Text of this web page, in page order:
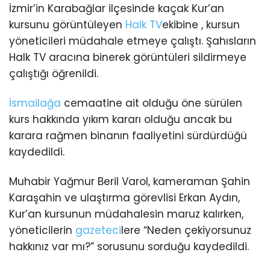
İzmir’in Karabağlar ilçesinde kaçak Kur’an
kursunu görüntüleyen Halk TVekibine , kursun
yöneticileri müdahale etmeye çalıştı. Şahısların
Halk TV aracına binerek görüntüleri sildirmeye
çalıştığı öğrenildi.
İsmailağa cemaatine ait olduğu öne sürülen
kurs hakkında yıkım kararı olduğu ancak bu
karara rağmen binanın faaliyetini sürdürdüğü
kaydedildi.
Muhabir Yağmur Beril Varol, kameraman Şahin
Karaşahin ve ulaştırma görevlisi Erkan Aydın,
Kur’an kursunun müdahalesin maruz kalırken,
yöneticilerin gazetecilere “Neden çekiyorsunuz
hakkınız var mı?” sorusunu sorduğu kaydedildi.